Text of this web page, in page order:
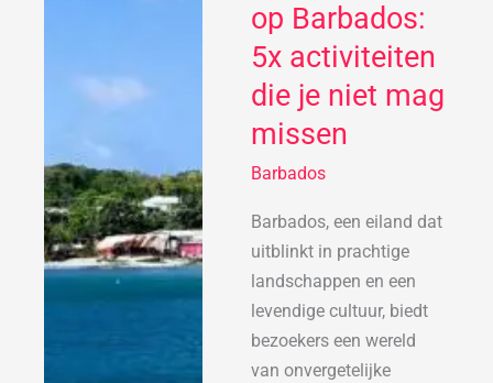
op Barbados:
5x activiteiten
die je niet mag
missen
Barbados
Barbados, een eiland dat
uitblinkt in prachtige
landschappen en een
levendige cultuur, biedt
bezoekers een wereld
van onvergetelijke
doen
op
Barbados:
5x
die
je
niet
mag
missen